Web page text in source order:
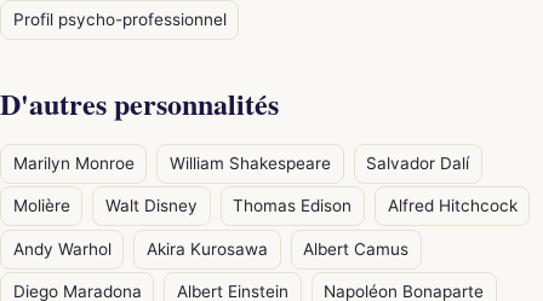
Profil psycho-professionnel
D'autres personnalités
Marilyn Monroe William Shakespeare Salvador Dalí
Molière Walt Disney Thomas Edison Alfred Hitchcock
Andy Warhol Akira Kurosawa Albert Camus
Diego Maradona Albert Einstein Napoléon Bonaparte